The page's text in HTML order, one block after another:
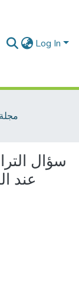
Log In
سؤال
عند